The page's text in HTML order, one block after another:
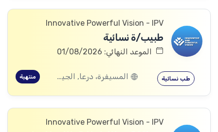
Innovative Powerful Vision - IPV
طبيب/ة نسائية
الموعد النهائي: 01/08/2026
طب نسائية المسيفرة، درعا, الجيزة، درعا, بصر الحرير، درعا منتهية
Innovative Powerful Vision - IPV